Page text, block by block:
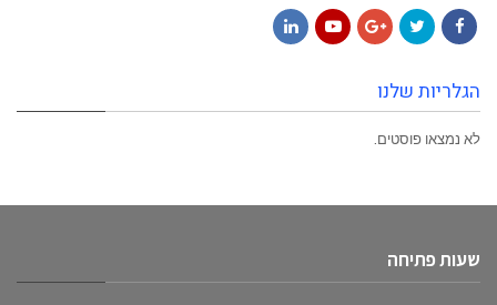
הגלריות שלנו
לא נמצאו פוסטים.
שעות פתיחה